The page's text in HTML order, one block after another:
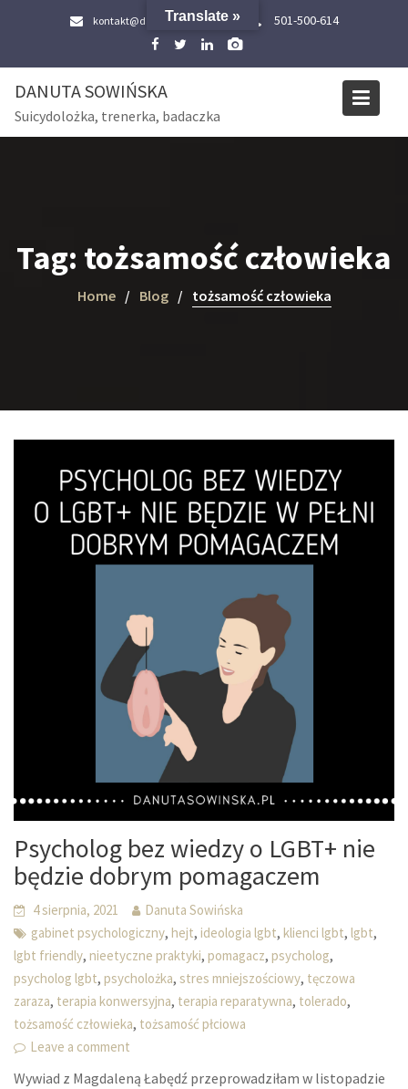
kontakt@danutasowinska.pl 501-500-614
DANUTA SOWIŃSKA
Suicydolożka, trenerka, badaczka
Tag: tożsamość człowieka
Home Blog tożsamość człowieka
Psycholog bez wiedzy o LGBT+ nie
będzie dobrym pomagaczem
4 sierpnia, 2021
Danuta Sowińska
gabinet psychologiczny,hejt,ideologia lgbt,klienci lgbt,lgbt,
lgbt friendly,nieetyczne praktyki,pomagacz,psycholog,
psycholog lgbt,psycholożka,stres mniejszościowy, tęczowa
zaraza, terapia konwersyjna, terapia reparatywna, tolerado,
tożsamość człowieka, tożsamość płciowa
Leave a comment
Wywiad z Magdaleną Łabędź przeprowadziłam w listopadzie
Translate »